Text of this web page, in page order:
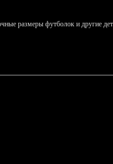
размеры футболок и другие